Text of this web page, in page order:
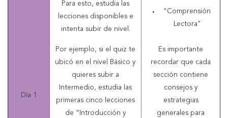
Día 1
Para esto, estudia las
lecciones disponibles e
intenta subir de nivel.
Por ejemplo, si el quiz te
ubicó en el nivel Básico y
quieres subir a
Intermedio, estudia las
primeras cinco lecciones
de “Introducción y
“Comprensión
Lectora"
Es importante
recordar que cada
sección contiene
consejos y
estrategias
generales para